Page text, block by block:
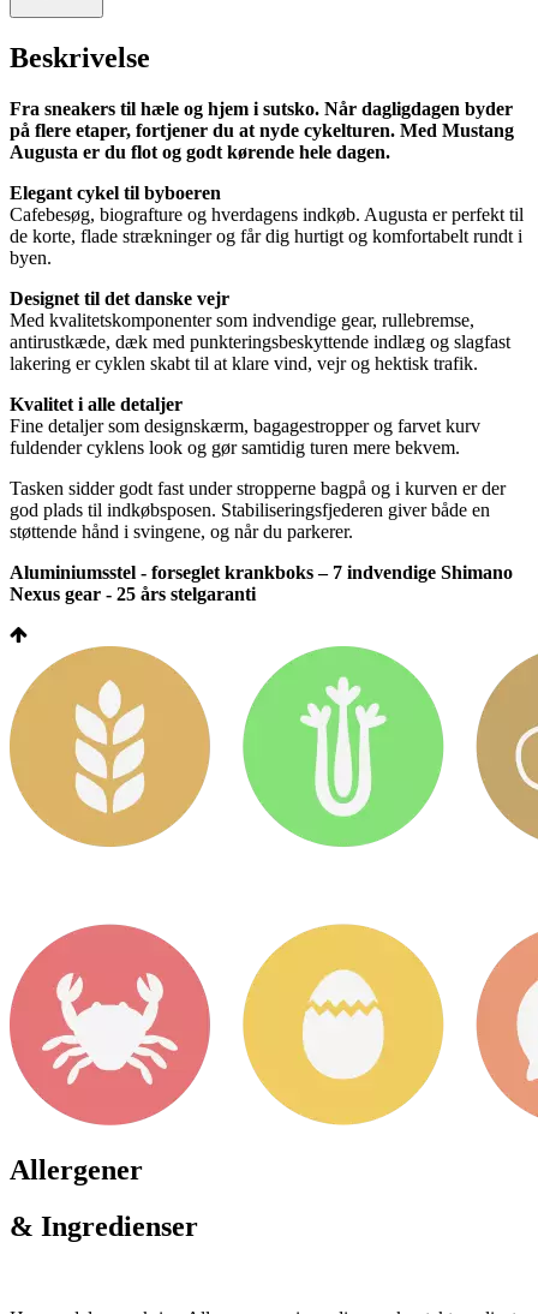
Beskrivelse
Fra sneakers til hæle og hjem i sutsko. Når dagligdagen byder
på flere etaper, fortjener du at nyde cykelturen. Med Mustang
Augusta er du flot og godt kørende hele dagen.
Elegant cykel til byboeren
Cafebesøg, biografture og hverdagens indkøb. Augusta er perfekt til
de korte, flade strækninger og får dig hurtigt og komfortabelt rundt i
byen.
Designet til det danske vejr
Med kvalitetskomponenter som indvendige gear, rullebremse,
antirustkæde, dæk med punkteringsbeskyttende indlæg og slagfast
lakering er cyklen skabt til at klare vind, vejr og hektisk trafik.
Kvalitet i alle detaljer
Fine detaljer som designskærm, bagagestropper og farvet kurv
fuldender cyklens look og gør samtidig turen mere bekvem.
Tasken sidder godt fast under stropperne bagpå og i kurven er der
god plads til indkøbsposen. Stabiliseringsfjederen giver både en
støttende hånd i svingene, og når du parkerer.
Aluminiumsstel - forseglet krankboks – 7 indvendige Shimano
Nexus gear - 25 års stelgaranti
Allergener
& Ingredienser